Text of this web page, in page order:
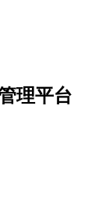
理平台